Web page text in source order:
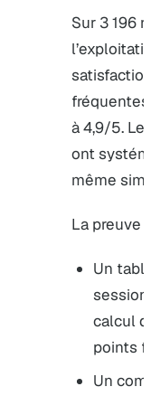
Sur 3 196
fréquentes
à 4,9/5.
ont
même
La preuve
Un
calcul
points
Un